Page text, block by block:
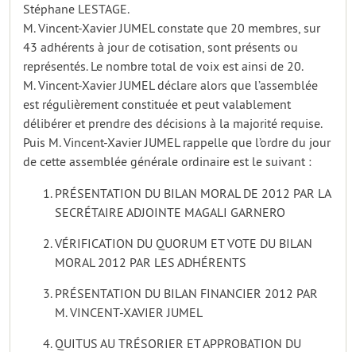
Stéphane LESTAGE.
M. Vincent-Xavier JUMEL constate que 20 membres, sur
43 adhérents à jour de cotisation, sont présents ou
représentés. Le nombre total de voix est ainsi de 20.
M. Vincent-Xavier JUMEL déclare alors que l’assemblée
est régulièrement constituée et peut valablement
délibérer et prendre des décisions à la majorité requise.
Puis M. Vincent-Xavier JUMEL rappelle que l’ordre du jour
de cette assemblée générale ordinaire est le suivant :
PRÉSENTATION DU BILAN MORAL DE 2012 PAR LA
SECRÉTAIRE ADJOINTE MAGALI GARNERO
VÉRIFICATION DU QUORUM ET VOTE DU BILAN
MORAL 2012 PAR LES ADHÉRENTS
PRÉSENTATION DU BILAN FINANCIER 2012 PAR
M. VINCENT-XAVIER JUMEL
QUITUS AU TRÉSORIER ET APPROBATION DU